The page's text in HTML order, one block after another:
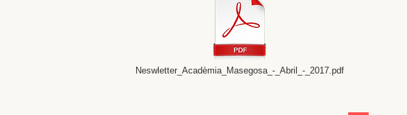
Neswletter_Acadèmia_Masegosa_-_Abril_-_2017.pdf